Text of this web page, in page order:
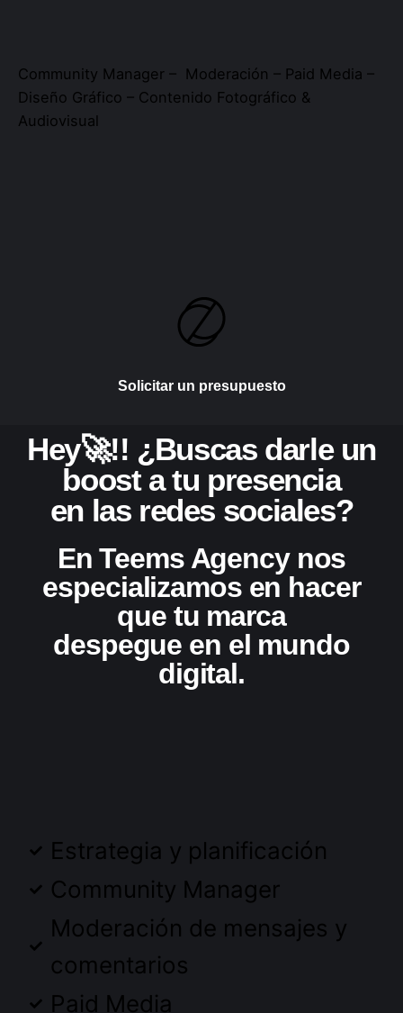
Community Manager – Moderación – Paid Media –
Diseño Gráfico – Contenido Fotográfico &
Audiovisual
Solicitar un presupuesto
Hey🚀!! ¿Buscas darle un
boost a tu presencia
en las redes sociales?
En Teems Agency nos
especializamos en hacer
que tu marca
despegue en el mundo
digital.
Estrategia y planificación
Community Manager
Moderación de mensajes y
comentarios
Paid Media